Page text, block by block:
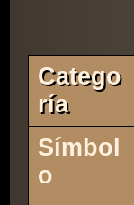
Catego
Ría
Símbol
o